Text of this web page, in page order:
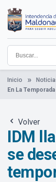
contenido
principal
Institucional
Municipios
Descubre
Comunicación
Servicios
Guía De
Ver Noticias
Inicio
En La
Volver
IDM
se